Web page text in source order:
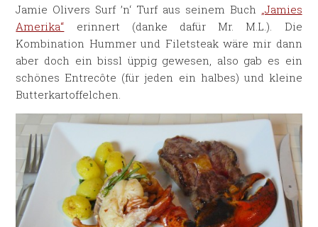
Jamie Olivers Surf ’n‘ Turf aus seinem Buch „Jamies
Amerika“ erinnert (danke dafür Mr. M.L.). Die
Kombination Hummer und Filetsteak wäre mir dann
aber doch ein bissl üppig gewesen, also gab es ein
schönes Entrecôte (für jeden ein halbes) und kleine
Butterkartoffelchen.